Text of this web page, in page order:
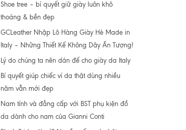
Shoe tree – bí quyết giữ giày luôn khô
thoáng & bền đẹp
GCLeather Nhập Lô Hàng Giày Hè Made in
Italy – Những Thiết Kế Không Dây Ấn Tượng!
Lý do chúng ta nên dán đế cho giày da Italy
Bí quyết giúp chiếc ví da thật dùng nhiều
năm vẫn mới đẹp
Nam tính và đẳng cấp với BST phụ kiện đồ
da dành cho nam của Gianni Conti